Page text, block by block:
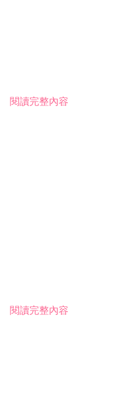
閱讀完整內容
閱讀完整內容